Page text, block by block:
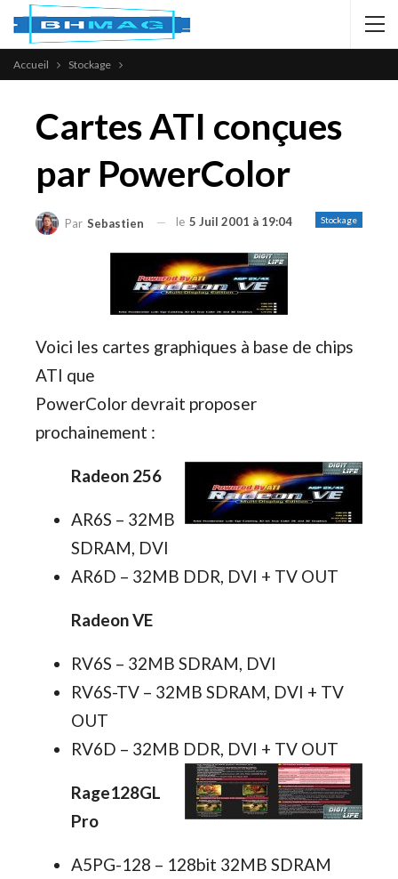
Accueil Stockage
Cartes ATI conçues
par PowerColor
Stockage
Par Sebastien le 5 Juil 2001 à 19:04
Voici les cartes graphiques à base de chips
ATI que
PowerColor devrait proposer
prochainement :
Radeon 256
AR6S – 32MB
SDRAM, DVI
AR6D – 32MB DDR, DVI + TV OUT
Radeon VE
RV6S – 32MB SDRAM, DVI
RV6S-TV – 32MB SDRAM, DVI + TV
OUT
RV6D – 32MB DDR, DVI + TV OUT
Rage128GL
Pro
A5PG-128 – 128bit 32MB SDRAM